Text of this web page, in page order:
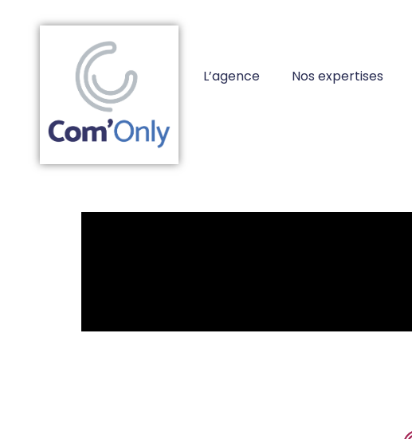
L’agence Nos expertises